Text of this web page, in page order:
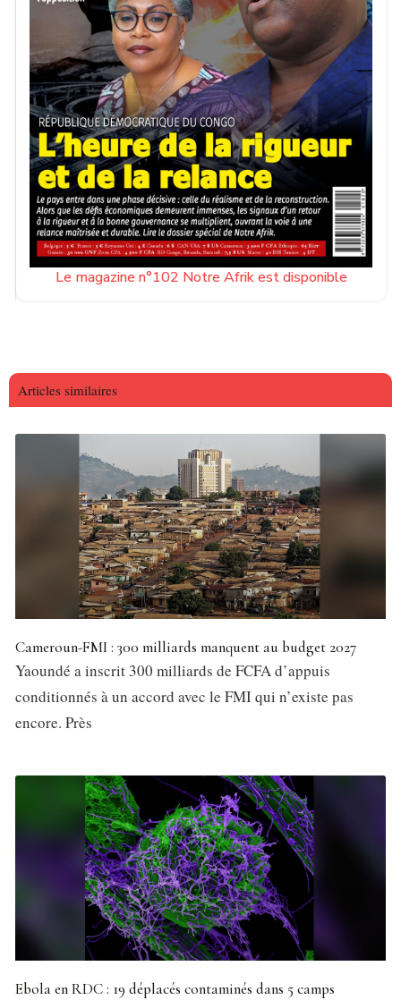
Le magazine n°102 Notre Afrik est disponible
Articles similaires
Cameroun-FMI : 300 milliards manquent au budget 2027
Yaoundé a inscrit 300 milliards de FCFA d’appuis
conditionnés à un accord avec le FMI qui n’existe pas
encore. Près
Ebola en RDC : 19 déplacés contaminés dans 5 camps